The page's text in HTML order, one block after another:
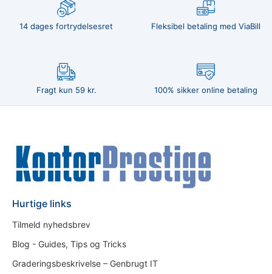
14 dages fortrydelsesret Fleksibel betaling med ViaBill
Fragt kun 59 kr. 100% sikker online betaling
Hurtige links
Tilmeld nyhedsbrev
Blog - Guides, Tips og Tricks
Graderingsbeskrivelse – Genbrugt IT